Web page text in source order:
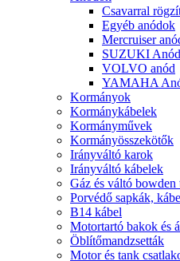
Csavarral
Egyéb anódok
Mercruiser
SUZUKI Anód
VOLVO anód
YAMAHA
Kormányok
Kormánykábelek
Kormányművek
Kormányösszekötők
Irányváltó karok
Irányváltó kábelek
Gáz és váltó bowden
Porvédő sapkák,
B14 kábel
Motortartó bakok és
Öblítőmandzsetták
Motor és tank